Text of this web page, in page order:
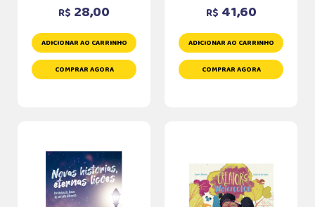
R$ 28,00
ADICIONAR AO CARRINHO
COMPRAR AGORA
R$ 41,60
ADICIONAR AO CARRINHO
COMPRAR AGORA